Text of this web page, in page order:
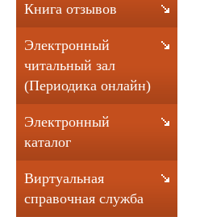
Книга отзывов
Электронный
читальный зал
(Периодика онлайн)
Электронный
каталог
Виртуальная
справочная служба